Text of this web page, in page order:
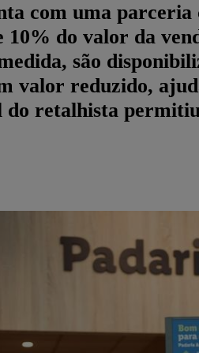
com uma parceria
10% do valor da
são
valor reduzido,
do retalhista